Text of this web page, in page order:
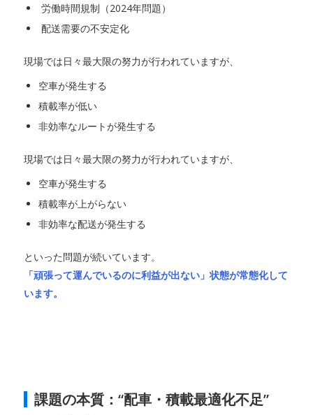
労働時間規制（2024年問題）
配送需要の不安定化
現場では日々最大限の努力が行われていますが、
空車が発生する
積載率が低い
非効率なルートが発生する
現場では日々最大限の努力が行われていますが、
空車が発生する
積載率が上がらない
非効率な配送が発生する
といった問題が続いています。
「頑張って運んでいるのに利益が出ない」状態が常態化して
います。
課題の本質：“配車・積載最適化不足”